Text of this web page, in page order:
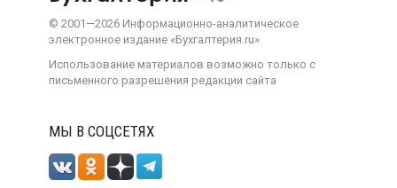
© 2001—2026 Информационно-аналитическое
электронное издание «Бухгалтерия.ru»
Использование материалов возможно только с
письменного разрешения редакции сайта
МЫ В СОЦСЕТЯХ